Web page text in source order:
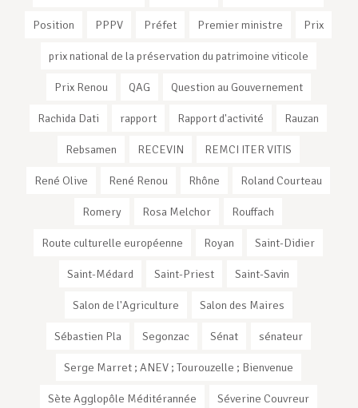
Position PPPV Préfet Premier ministre Prix
prix national de la préservation du patrimoine viticole
Prix Renou QAG Question au Gouvernement
Rachida Dati rapport Rapport d'activité Rauzan
Rebsamen RECEVIN REMCI ITER VITIS
René Olive René Renou Rhône Roland Courteau
Romery Rosa Melchor Rouffach
Route culturelle européenne Royan Saint-Didier
Saint-Médard Saint-Priest Saint-Savin
Salon de l'Agriculture Salon des Maires
Sébastien Pla Segonzac Sénat sénateur
Serge Marret ; ANEV ; Tourouzelle ; Bienvenue
Sète Agglopôle Méditérannée Séverine Couvreur